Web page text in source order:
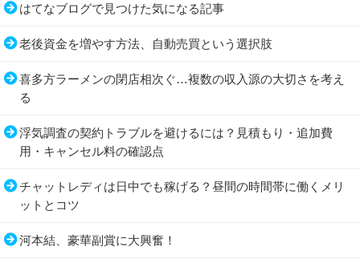
はてなブログで見つけた気になる記事
老後資金を増やす方法、自動売買という選択肢
喜多方ラーメンの閉店相次ぐ…複数の収入源の大切さを考え
る
浮気調査の契約トラブルを避けるには？見積もり・追加費
用・キャンセル料の確認点
チャットレディは日中でも稼げる？昼間の時間帯に働くメリ
ットとコツ
河本結、豪華副賞に大興奮！